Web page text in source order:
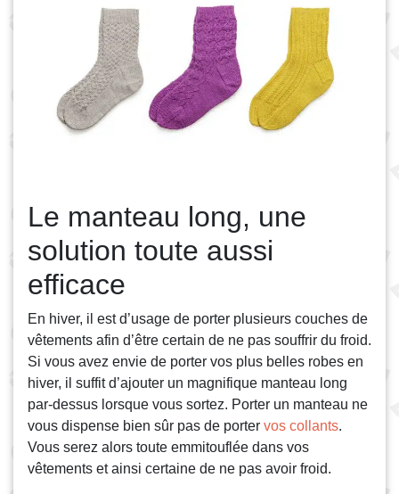
Le manteau long, une
solution toute aussi
efficace
En hiver, il est d’usage de porter plusieurs couches de
vêtements afin d’être certain de ne pas souffrir du froid.
Si vous avez envie de porter vos plus belles robes en
hiver, il suffit d’ajouter un magnifique manteau long
par-dessus lorsque vous sortez. Porter un manteau ne
vous dispense bien sûr pas de porter vos collants.
Vous serez alors toute emmitouflée dans vos
vêtements et ainsi certaine de ne pas avoir froid.